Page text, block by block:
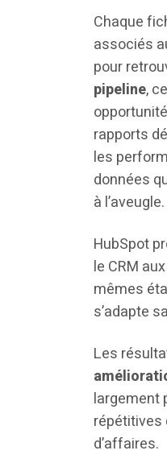
Chaque
associés
pour
pipeline,
rapports
les
données
à l’aveugle.
HubSpot
le CRM
mêmes
s’adapte
Les
largement
répétitives
d’affaires.